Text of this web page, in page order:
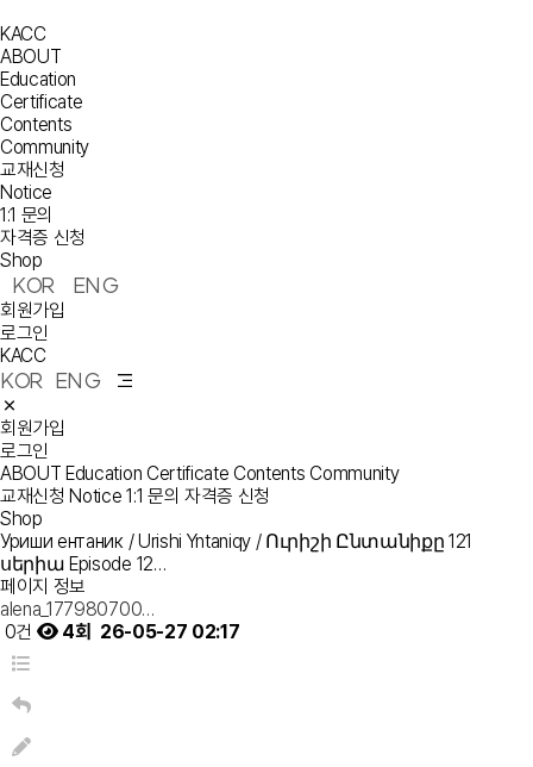
KACC
ABOUT
Education
Certificate
Contents
Community
교재신청
Notice
1:1 문의
자격증 신청
Shop
KOR ENG
회원가입
로그인
KACC
KOR ENG
회원가입
로그인
ABOUT Education Certificate Contents Community
교재신청 Notice 1:1 문의 자격증 신청
Shop
Уриши ентаник / Urishi Yntaniqy / Ուրիշի Ընտանիքը 121
սերիա Episode 12…
페이지 정보
alena_177980700…
0건
4회 26-05-27 02:17